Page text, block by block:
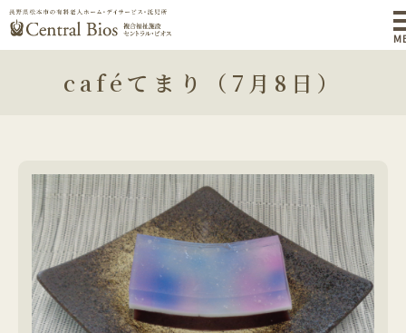
caféてまり（7月8日）